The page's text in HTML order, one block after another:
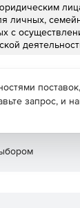
личных,
с
запрос, и